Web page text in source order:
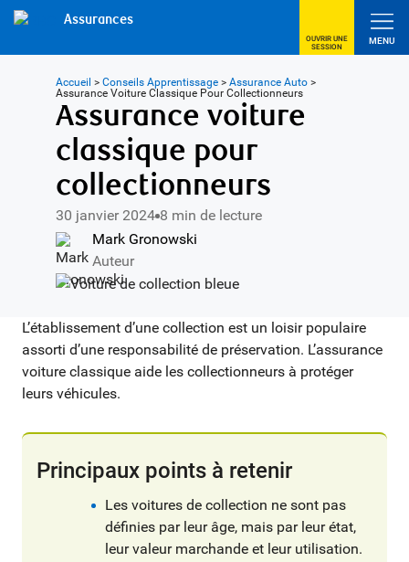
Assurances
OUVRIR UNE
SESSION
MENU
Accueil > Conseils Apprentissage> Assurance Auto>
Assurance Voiture Classique Pour Collectionneurs
Assurance voiture
classique pour
collectionneurs
30 janvier 2024 8 min de lecture
Mark Gronowski
Auteur
L’établissement d’une collection est un loisir populaire
assorti d’une responsabilité de préservation. L’assurance
voiture classique aide les collectionneurs à protéger
leurs véhicules.
Principaux points à retenir
Les voitures de collection ne sont pas
définies par leur âge, mais par leur état,
leur valeur marchande et leur utilisation.